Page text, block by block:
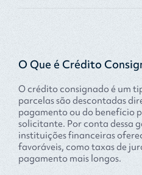
O Que é Crédito
O crédito consignado é um
parcelas são descontadas
pagamento ou do benefício
solicitante. Por conta dessa
instituições financeiras
favoráveis, como taxas de
pagamento mais longos.